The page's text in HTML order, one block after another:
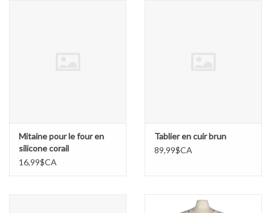
Mitaine pour le four en
silicone corail
16,99$CA
Tablier en cuir brun
89,99$CA